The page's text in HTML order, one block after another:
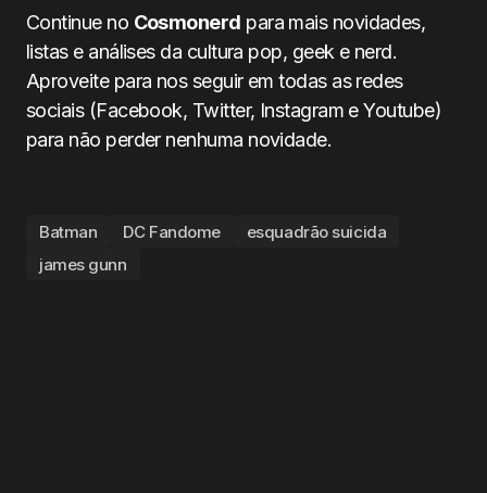
Continue no Cosmonerd para mais novidades,
listas e análises da cultura pop, geek e nerd.
Aproveite para nos seguir em todas as redes
sociais (Facebook, Twitter, Instagram e Youtube)
para não perder nenhuma novidade.
Batman DC Fandome
esquadrão suicida
james gunn